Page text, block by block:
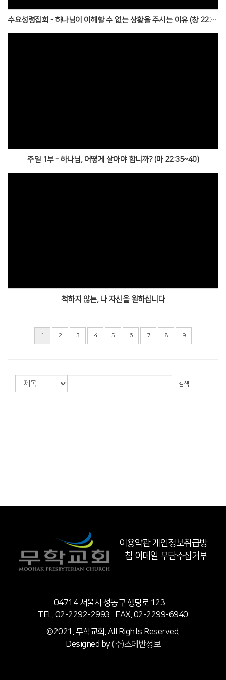
수요성령집회 - 하나님이 이해할 수 없는 상황을 주시는 이유 (창 22:1~14)
주일 1부 - 하나님, 어떻게 살아야 합니까? (마 22:35~40)
척하지 않는, 나 자신을 원하십니다
1 2 3 4 5 6 7 8 9
검색
이용약관 개인정보취급방
침 이메일 무단수집거부
04714 서울시 성동구 행당로 123
TEL. 02-2292-2993 FAX. 02-2299-6940
©2021. 무학교회. All Rights Reserved.
Designed by(주)스데반정보